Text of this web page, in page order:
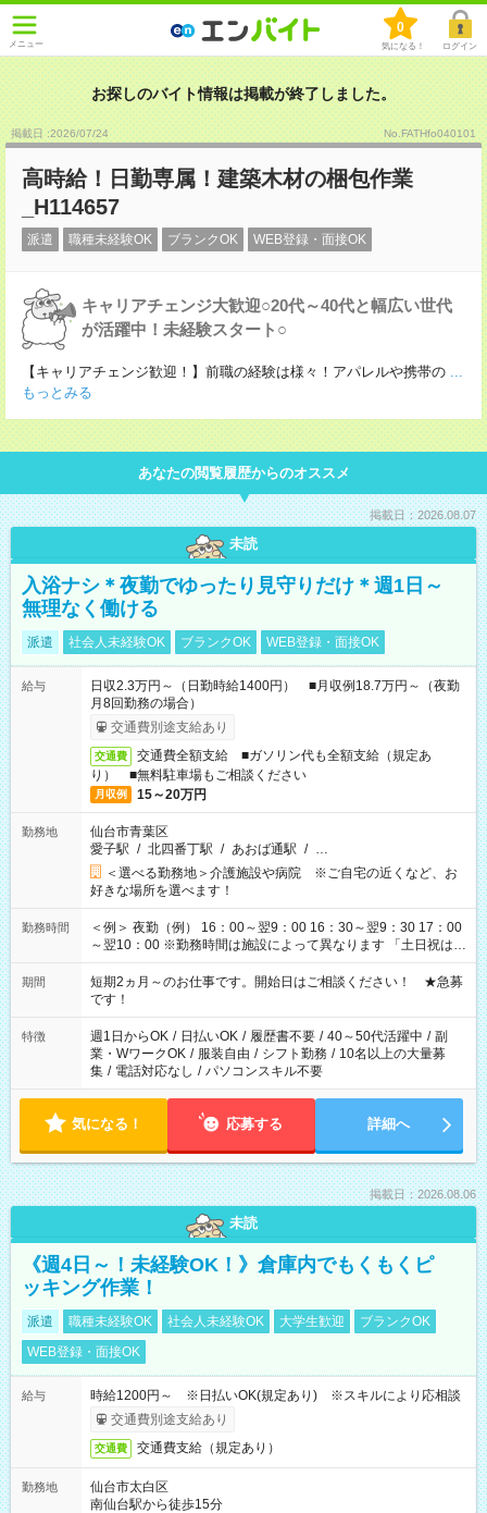
メニュー
0
気になる！ ログイン
お探しのバイト情報は掲載が終了しました。
掲載日 :2026/07/24 No.FATHfo040101
高時給！日勤専属！建築木材の梱包作業
_H114657
派遣 職種未経験OK ブランクOK WEB登録・面接OK
キャリアチェンジ大歓迎○20代～40代と幅広い世代
が活躍中！未経験スタート○
【キャリアチェンジ歓迎！】前職の経験は様々！アパレルや携帯の ...
もっとみる
あなたの閲覧履歴からのオススメ
掲載日：2026.08.07
未読
入浴ナシ＊夜勤でゆったり見守りだけ＊週1日～
無理なく働ける
派遣 社会人未経験OK ブランクOK WEB登録・面接OK
給与
日収2.3万円～（日勤時給1400円） ■月収例18.7万円～（夜勤
月8回勤務の場合）
交通費別途支給あり
交通費
交通費全額支給 ■ガソリン代も全額支給（規定あ
り） ■無料駐車場もご相談ください
月収例 15～20万円
勤務地
仙台市青葉区
愛子駅 / 北四番丁駅 / あおば通駅 / …
＜選べる勤務地＞介護施設や病院 ※ご自宅の近くなど、お
好きな場所を選べます！
勤務時間
＜例＞ 夜勤（例） 16：00～翌9：00 16：30～翌9：30 17：00
～翌10：00 ※勤務時間は施設によって異なります 「土日祝は休
みたい」 「しっかり稼ぎたい」 「もう少し遅い時間から始めた
い」など ご希望にあったお仕事をご案内いたします。 ※未経験
の方の場合は1～2ヶ月間は日中での仕事を経験いただき、 お
仕事に慣れてからの夜勤になります。 ★家庭の都合でお休みが
必要な場合も遠慮なくご相談ください。
期間
短期2ヵ月～のお仕事です。開始日はご相談ください！ ★急募
です！
特徴 週1日からOK / 日払いOK / 履歴書不要 / 40～50代活躍中 / 副
業・WワークOK / 服装自由 / シフト勤務 / 10名以上の大量募
集 / 電話対応なし / パソコンスキル不要
気になる！ 応募する 詳細へ
掲載日：2026.08.06
未読
《週4日～！未経験OK！》倉庫内でもくもくピ
ッキング作業！
派遣 職種未経験OK 社会人未経験OK 大学生歓迎
ブランクOK
WEB登録・面接OK
給与
時給1200円～ ※日払いOK(規定あり) ※スキルにより応相談
交通費別途支給あり
交通費 交通費支給（規定あり）
勤務地
仙台市太白区
南仙台駅から徒歩15分